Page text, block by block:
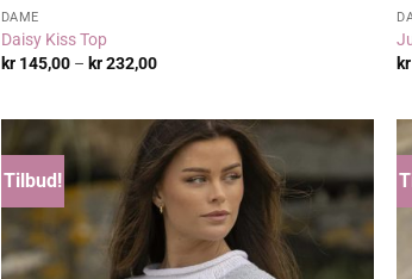
DAME
Daisy Kiss Top
kr145,00 – kr232,00Prisområde:
kr
Tilbud!